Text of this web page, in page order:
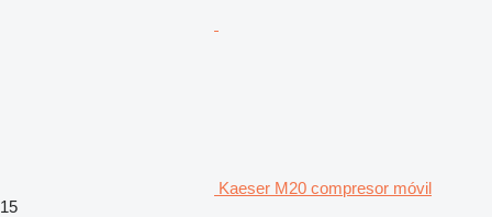
Kaeser M20 compresor móvil
15